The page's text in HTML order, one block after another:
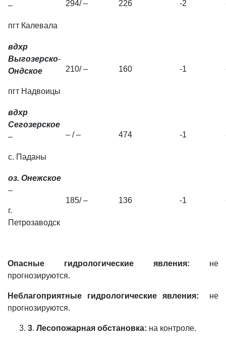
–
пгт Калевала
294/ – 226 -2
вдхр
Выгозерско-
Ондское
пгт Надвоицы
210/ – 160 -1
вдхр
Сегозерское
–
с. Паданы
– / – 474 -1
оз. Онежское
–
г.
Петрозаводск
185/ – 136 -1
Опасные гидрологические явления: не
прогнозируются.
Неблагоприятные гидрологические явления:
не
прогнозируются.
3. Лесопожарная обстановка: на контроле.